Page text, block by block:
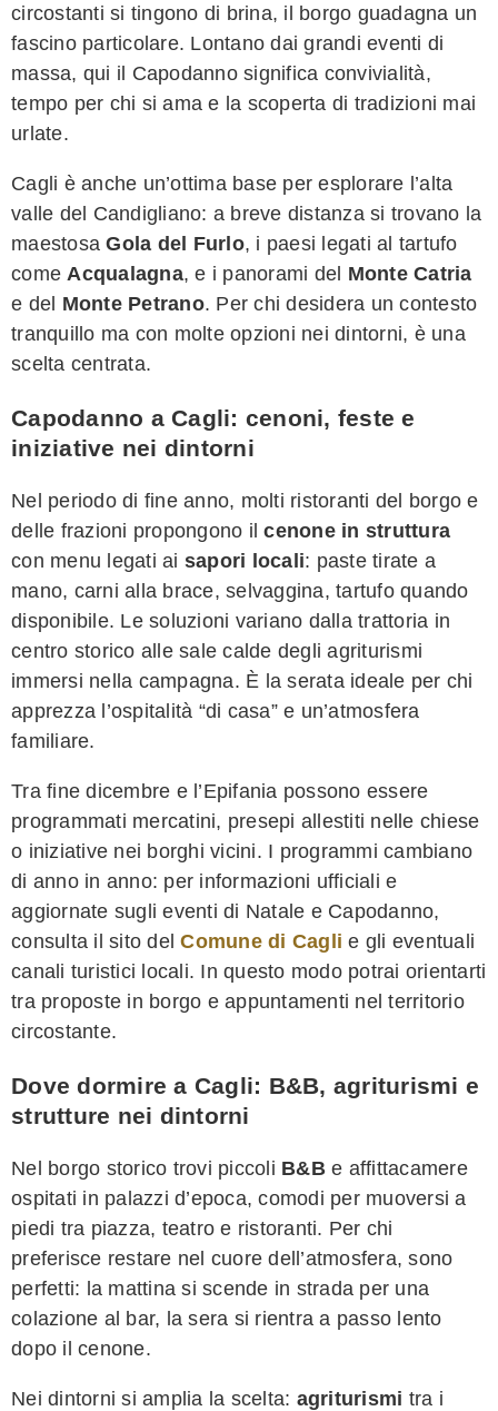
circostanti si tingono di brina, il borgo guadagna un
fascino particolare. Lontano dai grandi eventi di
massa, qui il Capodanno significa convivialità,
tempo per chi si ama e la scoperta di tradizioni mai
urlate.
Cagli è anche un’ottima base per esplorare l’alta
valle del Candigliano: a breve distanza si trovano la
maestosaGola del Furlo, i paesi legati al tartufo
come Acqualagna, e i panorami del Monte Catria
e del Monte Petrano. Per chi desidera un contesto
tranquillo ma con molte opzioni nei dintorni, è una
scelta centrata.
Capodanno a Cagli: cenoni, feste e
iniziative nei dintorni
Nel periodo di fine anno, molti ristoranti del borgo e
delle frazioni propongono ilcenone in struttura
con menu legati ai sapori locali: paste tirate a
mano, carni alla brace, selvaggina, tartufo quando
disponibile. Le soluzioni variano dalla trattoria in
centro storico alle sale calde degli agriturismi
immersi nella campagna. È la serata ideale per chi
apprezza l’ospitalità “di casa” e un’atmosfera
familiare.
Tra fine dicembre e l’Epifania possono essere
programmati mercatini, presepi allestiti nelle chiese
o iniziative nei borghi vicini. I programmi cambiano
di anno in anno: per informazioni ufficiali e
aggiornate sugli eventi di Natale e Capodanno,
consulta il sito delComune di Cagli e gli eventuali
canali turistici locali. In questo modo potrai orientarti
tra proposte in borgo e appuntamenti nel territorio
circostante.
Dove dormire a Cagli: B&B, agriturismi e
strutture nei dintorni
Nel borgo storico trovi piccoli B&Be affittacamere
ospitati in palazzi d’epoca, comodi per muoversi a
piedi tra piazza, teatro e ristoranti. Per chi
preferisce restare nel cuore dell’atmosfera, sono
perfetti: la mattina si scende in strada per una
colazione al bar, la sera si rientra a passo lento
dopo il cenone.
Nei dintorni si amplia la scelta: agriturismi tra i